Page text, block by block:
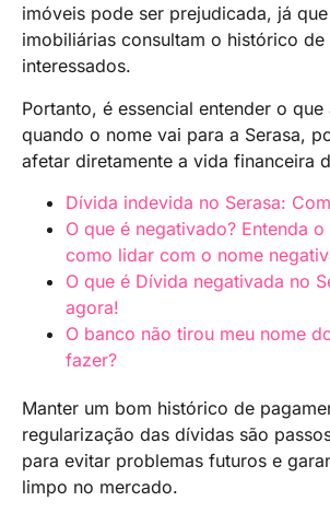
imóveis pode ser prejudicada, já
imobiliárias consultam o histórico
interessados.
Portanto, é essencial entender o que
quando o nome vai para a Serasa,
afetar diretamente a vida financeira
Dívida indevida no Serasa:
O que é negativado? Entenda
como lidar com o nome
O que é Dívida negativada no
agora!
O banco não tirou meu nome
fazer?
Manter um bom histórico de
regularização das dívidas são
para evitar problemas futuros e
limpo no mercado.